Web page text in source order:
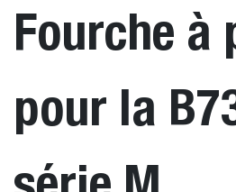
Fourche à
pour la